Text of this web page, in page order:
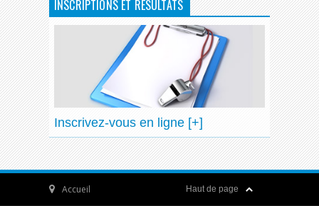
INSCRIPTIONS ET RÉSULTATS
Inscrivez-vous en ligne [+]
Accueil Haut de page